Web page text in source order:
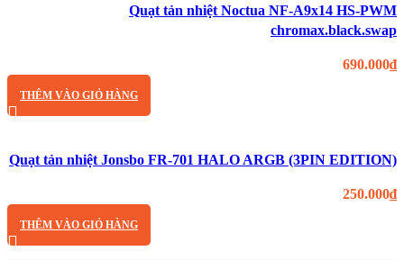
Quạt tản nhiệt Noctua NF-A9x14 HS-PWM
chromax.black.swap
690.000₫
THÊM VÀO GIỎ HÀNG
Quạt tản nhiệt Jonsbo FR-701 HALO ARGB (3PIN EDITION)
250.000₫
THÊM VÀO GIỎ HÀNG